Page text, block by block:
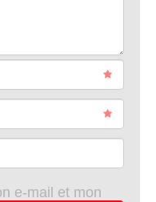
e-mail et mon